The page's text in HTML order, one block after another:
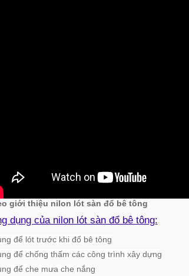
giới thiệu nilon lót sàn đổ bê tông
dụng của nilon lót sàn đổ bê tông:
để lót trước khi đổ bê tông
để chống thấm các công trình xây dựng
để che mưa che nắng